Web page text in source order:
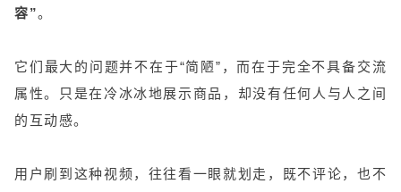
容”。
它们最大的问题并不在于“简陋”，而在于完全不具备交流
属性。只是在冷冰冰地展示商品，却没有任何人与人之间
的互动感。
用户刷到这种视频，往往看一眼就划走，既不评论，也不